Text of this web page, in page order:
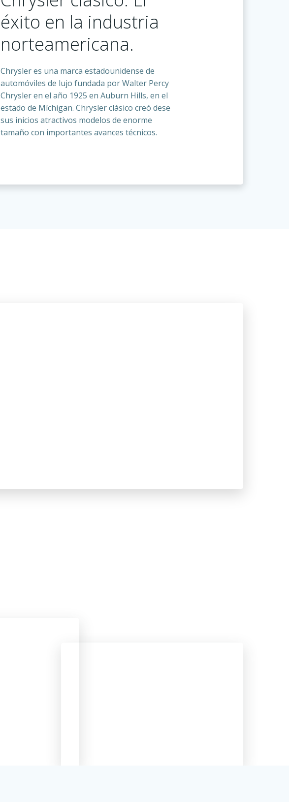
éxito en la industria
norteamericana.
Chrysler es una marca estadounidense de
automóviles de lujo fundada por Walter Percy
Chrysler en el año 1925 en Auburn Hills, en el
estado de Míchigan. Chrysler clásico creó dese
sus inicios atractivos modelos de enorme
tamaño con importantes avances técnicos.